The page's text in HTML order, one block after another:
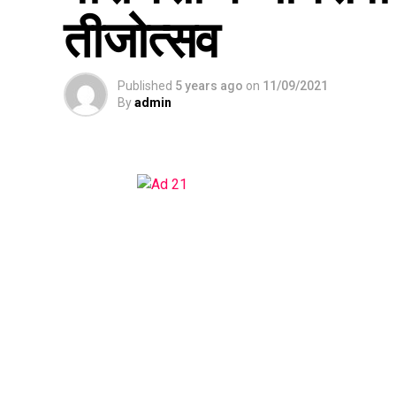
तीजोत्सव
Published 5 years ago on 11/09/2021
Byadmin